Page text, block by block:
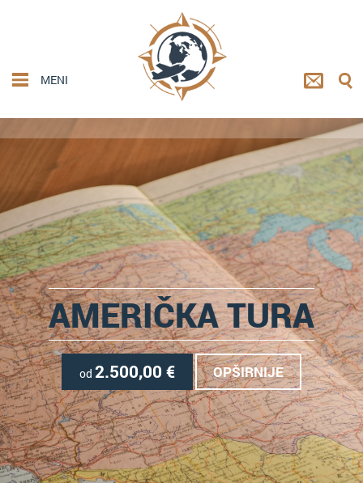
MENI
AMERIČKA TURA
od 2.500,00 € OPŠIRNIJE